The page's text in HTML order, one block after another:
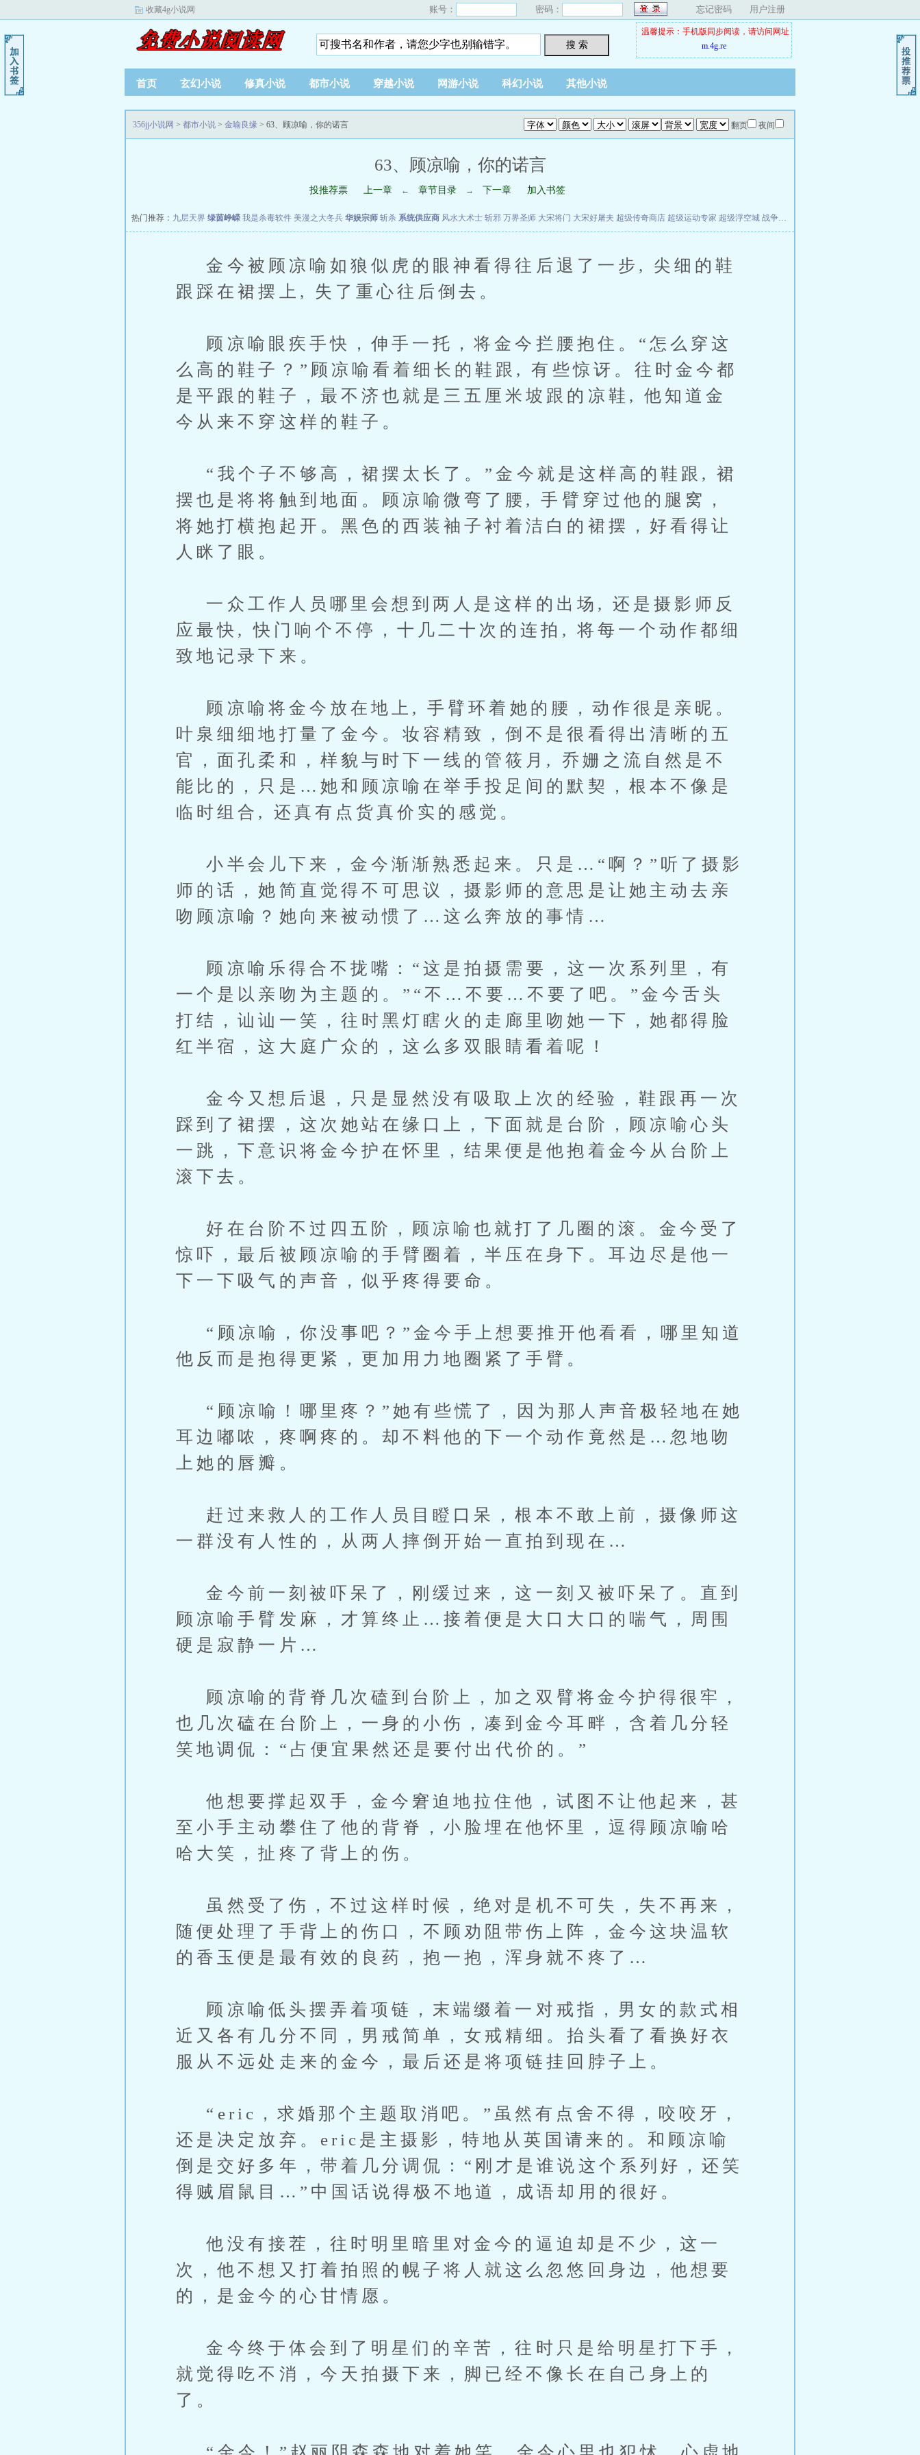
收藏4g小说网 账号： 密码： 忘记密码 用户注册
搜 索
温馨提示：手机版同步阅读，请访问网址
m.4g.re
首页 玄幻小说 修真小说 都市小说 穿越小说 网游小说 科幻小说 其他小说
翻页 夜间
356jj小说网 > 都市小说 > 金喻良缘 > 63、顾凉喻，你的诺言
63、顾凉喻，你的诺言
投推荐票 上一章 ← 章节目录 → 下一章 加入书签
热门推荐： 九层天界 绿茵峥嵘 我是杀毒软件 美漫之大冬兵 华娱宗师 斩杀 系统供应商 风水大术士 斩邪 万界圣师 大宋将门 大宋好屠夫 超级传奇商店 超级运动专家 超级浮空城 战争天堂
金今被顾凉喻如狼似虎的眼神看得往后退了一步, 尖细的鞋
跟踩在裙摆上, 失了重心往后倒去。
顾凉喻眼疾手快，伸手一托，将金今拦腰抱住。“怎么穿这
么高的鞋子？”顾凉喻看着细长的鞋跟, 有些惊讶。往时金今都
是平跟的鞋子，最不济也就是三五厘米坡跟的凉鞋, 他知道金
今从来不穿这样的鞋子。
“我个子不够高，裙摆太长了。”金今就是这样高的鞋跟, 裙
摆也是将将触到地面。顾凉喻微弯了腰, 手臂穿过他的腿窝，
将她打横抱起开。黑色的西装袖子衬着洁白的裙摆，好看得让
人眯了眼。
一众工作人员哪里会想到两人是这样的出场, 还是摄影师反
应最快, 快门响个不停，十几二十次的连拍, 将每一个动作都细
致地记录下来。
顾凉喻将金今放在地上, 手臂环着她的腰，动作很是亲昵。
叶泉细细地打量了金今。妆容精致，倒不是很看得出清晰的五
官，面孔柔和，样貌与时下一线的管筱月, 乔姗之流自然是不
能比的，只是…她和顾凉喻在举手投足间的默契，根本不像是
临时组合, 还真有点货真价实的感觉。
小半会儿下来，金今渐渐熟悉起来。只是…“啊？”听了摄影
师的话，她简直觉得不可思议，摄影师的意思是让她主动去亲
吻顾凉喻？她向来被动惯了…这么奔放的事情…
顾凉喻乐得合不拢嘴：“这是拍摄需要，这一次系列里，有
一个是以亲吻为主题的。”“不…不要…不要了吧。”金今舌头
打结，讪讪一笑，往时黑灯瞎火的走廊里吻她一下，她都得脸
红半宿，这大庭广众的，这么多双眼睛看着呢！
金今又想后退，只是显然没有吸取上次的经验，鞋跟再一次
踩到了裙摆，这次她站在缘口上，下面就是台阶，顾凉喻心头
一跳，下意识将金今护在怀里，结果便是他抱着金今从台阶上
滚下去。
好在台阶不过四五阶，顾凉喻也就打了几圈的滚。金今受了
惊吓，最后被顾凉喻的手臂圈着，半压在身下。耳边尽是他一
下一下吸气的声音，似乎疼得要命。
“顾凉喻，你没事吧？”金今手上想要推开他看看，哪里知道
他反而是抱得更紧，更加用力地圈紧了手臂。
“顾凉喻！哪里疼？”她有些慌了，因为那人声音极轻地在她
耳边嘟哝，疼啊疼的。却不料他的下一个动作竟然是…忽地吻
上她的唇瓣。
赶过来救人的工作人员目瞪口呆，根本不敢上前，摄像师这
一群没有人性的，从两人摔倒开始一直拍到现在…
金今前一刻被吓呆了，刚缓过来，这一刻又被吓呆了。直到
顾凉喻手臂发麻，才算终止…接着便是大口大口的喘气，周围
硬是寂静一片…
顾凉喻的背脊几次磕到台阶上，加之双臂将金今护得很牢，
也几次磕在台阶上，一身的小伤，凑到金今耳畔，含着几分轻
笑地调侃：“占便宜果然还是要付出代价的。”
他想要撑起双手，金今窘迫地拉住他，试图不让他起来，甚
至小手主动攀住了他的背脊，小脸埋在他怀里，逗得顾凉喻哈
哈大笑，扯疼了背上的伤。
虽然受了伤，不过这样时候，绝对是机不可失，失不再来，
随便处理了手背上的伤口，不顾劝阻带伤上阵，金今这块温软
的香玉便是最有效的良药，抱一抱，浑身就不疼了…
顾凉喻低头摆弄着项链，末端缀着一对戒指，男女的款式相
近又各有几分不同，男戒简单，女戒精细。抬头看了看换好衣
服从不远处走来的金今，最后还是将项链挂回脖子上。
“eric，求婚那个主题取消吧。”虽然有点舍不得，咬咬牙，
还是决定放弃。eric是主摄影，特地从英国请来的。和顾凉喻
倒是交好多年，带着几分调侃：“刚才是谁说这个系列好，还笑
得贼眉鼠目…”中国话说得极不地道，成语却用的很好。
他没有接茬，往时明里暗里对金今的逼迫却是不少，这一
次，他不想又打着拍照的幌子将人就这么忽悠回身边，他想要
的，是金今的心甘情愿。
金今终于体会到了明星们的辛苦，往时只是给明星打下手，
就觉得吃不消，今天拍摄下来，脚已经不像长在自己身上的
了。